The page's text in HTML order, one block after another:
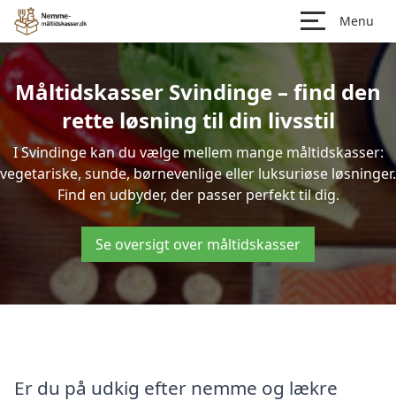
Menu
Måltidskasser Svindinge – find den
rette løsning til din livsstil
I Svindinge kan du vælge mellem mange måltidskasser:
vegetariske, sunde, børnevenlige eller luksuriøse løsninger.
Find en udbyder, der passer perfekt til dig.
Se oversigt over måltidskasser
Er du på udkig efter nemme og lækre